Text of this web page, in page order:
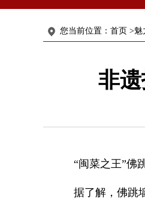
您当前位置： 首页 >魅
非
“闽菜之王”佛跳
据了解，佛跳墙